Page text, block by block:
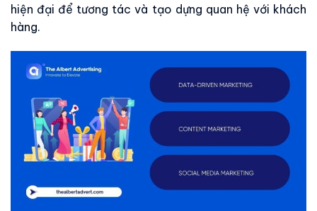
hiện đại để tương tác và tạo dựng quan hệ với khách
hàng.